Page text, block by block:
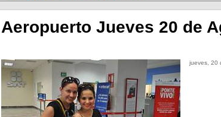
Aeropuerto Jueves 20 de
jueves, 20